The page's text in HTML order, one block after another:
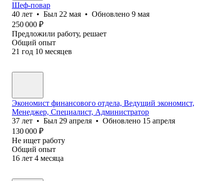
Шеф-повар
40 лет • Был 22 мая • Обновлено 9 мая
250 000 ₽
Предложили работу, решает
Общий опыт
21 год 10 месяцев
Экономист финансового отдела, Ведущий экономист,
Менеджер, Специалист, Администратор
37 лет • Был 29 апреля • Обновлено 15 апреля
130 000 ₽
Не ищет работу
Общий опыт
16 лет 4 месяца